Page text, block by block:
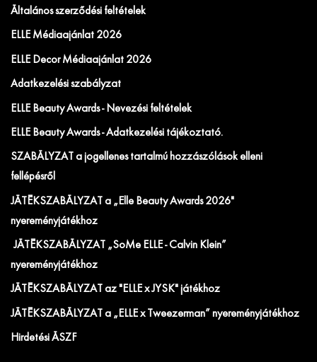
Általános szerződési feltételek
ELLE Médiaajánlat 2026
ELLE Decor Médiaajánlat 2026
Adatkezelési szabályzat
ELLE Beauty Awards - Nevezési feltételek
ELLE Beauty Awards - Adatkezelési tájékoztató.
SZABÁLYZAT a jogellenes tartalmú hozzászólások elleni
fellépésről
JÁTÉKSZABÁLYZAT a „Elle Beauty Awards 2026"
nyereményjátékhoz
JÁTÉKSZABÁLYZAT „SoMe ELLE - Calvin Klein”
nyereményjátékhoz
JÁTÉKSZABÁLYZAT az "ELLE x JYSK" játékhoz
JÁTÉKSZABÁLYZAT a „ELLE x Tweezerman” nyereményjátékhoz
Hirdetési ÁSZF